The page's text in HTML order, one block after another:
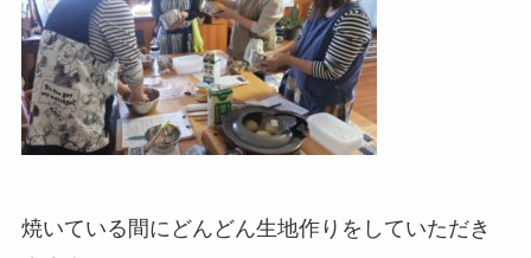
焼いている間にどんどん生地作りをしていただき